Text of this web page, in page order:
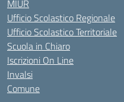
MIUR
Ufficio Scolastico Regionale
Ufficio Scolastico Territoriale
Scuola in Chiaro
Iscrizioni On Line
Invalsi
Comune